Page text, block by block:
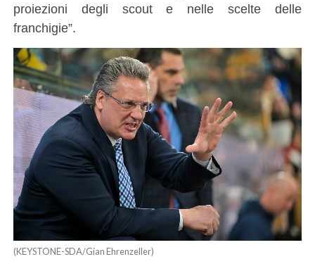
proiezioni degli scout e nelle scelte delle
franchigie”.
(KEYSTONE-SDA/Gian Ehrenzeller)